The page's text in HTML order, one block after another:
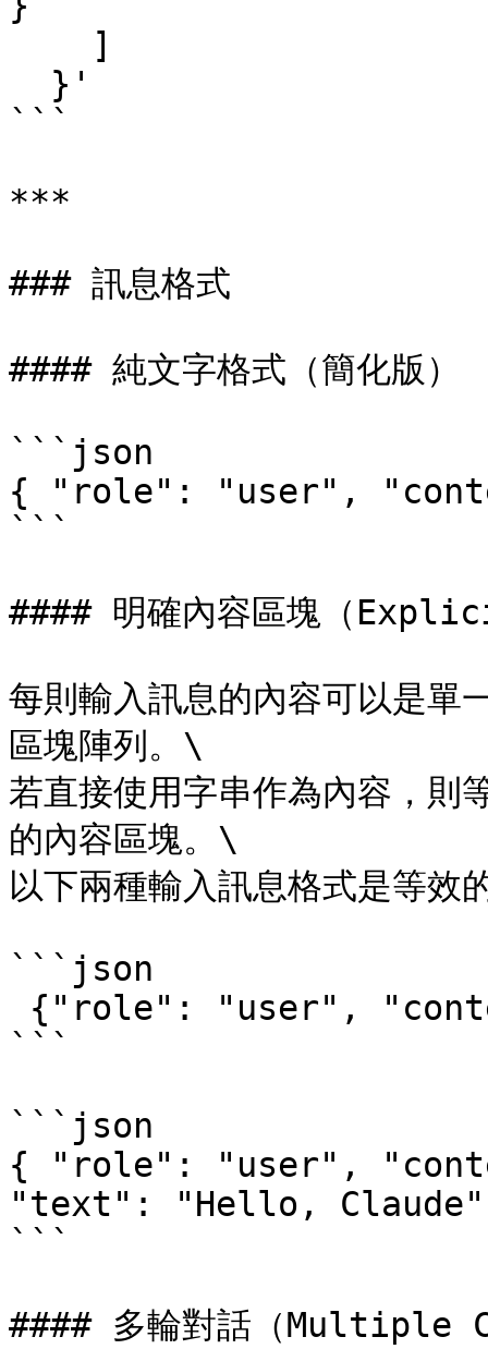
```
***
### 訊息格式
#### 純文字格式（簡化版）
```json
{ "role": "user",
```
#### 明確內容區塊（
每則輸入訊息的內容可以是單
區塊陣列。\
若直接使用字串作為內容，
的內容區塊。\
以下兩種輸入訊息格式是等效
```json
```
```json
{ "role": "user",
"text": "Hello,
```
#### 多輪對話（Multiple